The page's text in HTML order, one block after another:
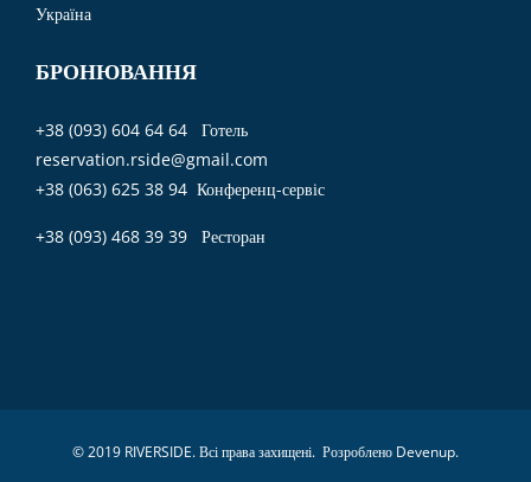
Україна
БРОНЮВАННЯ
+38 (093) 604 64 64 Готель
reservation.rside@gmail.com
+38 (063) 625 38 94 Конференц-сервіс
+38 (093) 468 39 39 Ресторан
© 2019 RIVERSIDE. Всі права захищені. Розроблено Devenup.